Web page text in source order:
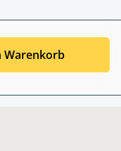
Warenkorb